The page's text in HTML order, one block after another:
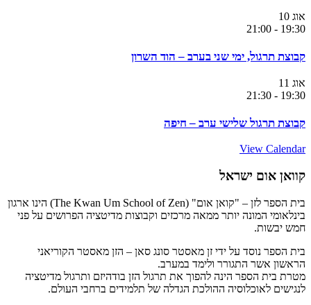
אוג 10
19:30
-
21:00
קבוצת תרגול, ימי שני בערב – הוד השרון
אוג 11
19:30
-
21:30
קבוצת תרגול שלישי ערב – חיפה
View Calendar
קוואן אום ישראל
בית הספר לזן – "קואן אום" (The Kwan Um School of Zen) הינו ארגון
בינלאומי המונה יותר ממאה מרכזים וקבוצות מדיטציה הפרושים על פני
חמש יבשות.
בית הספר נוסד על ידי זן מאסטר סונג סאן – הזן מאסטר הקוריאני
הראשון אשר התגורר ולימד במערב.
מטרת בית הספר הינה להפוך את תרגול הזן בודהיזם ותרגול מדיטציה
לנגישים לאוכלוסיה ההולכת הגדלה של תלמידים ברחבי העולם.